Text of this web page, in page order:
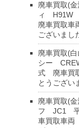
廃車買取(
ィ H91W
廃車買取車
ございま
廃車買取(
シー
式 廃車買
とうござい
廃車買取(
フ JC1
車買取車